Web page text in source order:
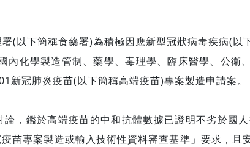
下簡稱食藥署)為積極因應新型冠狀病毒疾病(以
內化學製造管制、藥學、毒理學、臨床醫學、公衛
新冠肺炎疫苗(以下簡稱高端疫苗)專案製造申請案。
鑑於高端疫苗的中和抗體數據已證明不劣於國人
苗專案製造或輸入技術性資料審查基準」要求，且